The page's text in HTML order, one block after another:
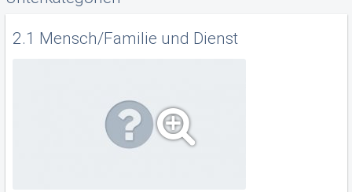
2.1 Mensch/Familie und Dienst